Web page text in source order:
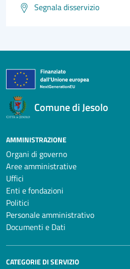
Segnala disservizio
Comune di Jesolo
AMMINISTRAZIONE
Organi di governo
Aree amministrative
Uffici
Enti e fondazioni
Politici
Personale amministrativo
Documenti e Dati
CATEGORIE DI SERVIZIO